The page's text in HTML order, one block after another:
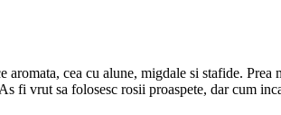
cea cu alune, migdale si stafide.
fi vrut sa folosesc rosii proaspete, dar cum